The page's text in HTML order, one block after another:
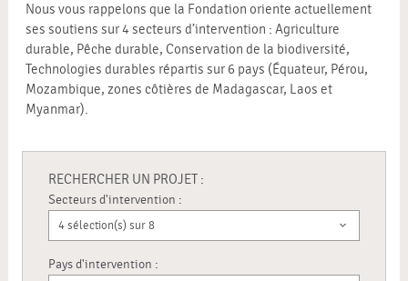
Nous vous rappelons que la Fondation oriente actuellement
ses soutiens sur 4 secteurs d’intervention : Agriculture
durable, Pêche durable, Conservation de la biodiversité,
Technologies durables répartis sur 6 pays (Équateur, Pérou,
Mozambique, zones côtières de Madagascar, Laos et
Myanmar).
RECHERCHER UN PROJET :
Secteurs d'intervention :
4 sélection(s) sur 8
Pays d'intervention :